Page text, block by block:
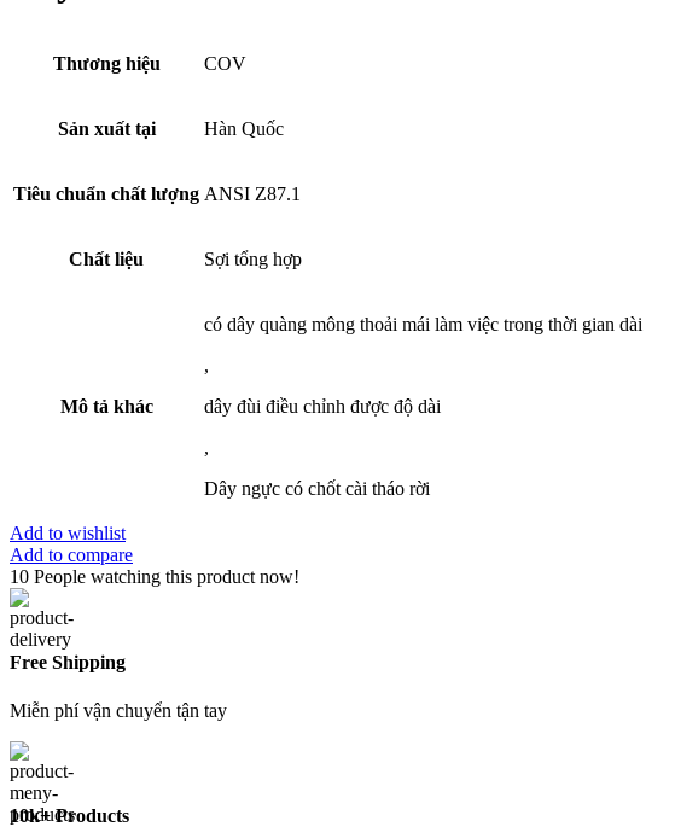
Thương hiệu COV
Sản xuất tại Hàn Quốc
Tiêu chuẩn chất lượng ANSI Z87.1
Chất liệu Sợi tổng hợp
Mô tả khác
có dây quàng mông thoải mái làm việc trong thời gian dài
,
dây đùi điều chỉnh được độ dài
,
Dây ngực có chốt cài tháo rời
Add to wishlist
Add to compare
10 People watching this product now!
Free Shipping
Miễn phí vận chuyển tận tay
10k+ Products